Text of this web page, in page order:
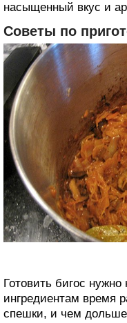
насыщенный вкус и
Советы по
Готовить бигос
ингредиентам время
спешки, и чем